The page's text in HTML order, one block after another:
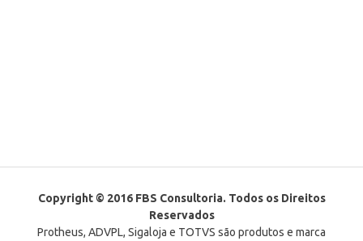
Copyright © 2016 FBS Consultoria. Todos os Direitos
Reservados
Protheus, ADVPL, Sigaloja e TOTVS são produtos e marca